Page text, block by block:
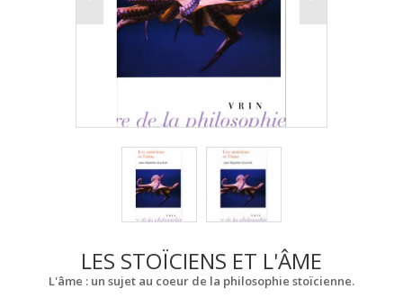
LES STOÏCIENS ET L'ÂME
L'âme : un sujet au coeur de la philosophie stoïcienne.